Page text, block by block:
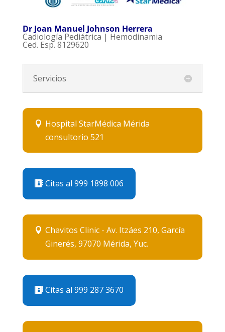
Dr Joan Manuel Johnson Herrera
Cadiología Pediátrica | Hemodinamia
Ced. Esp. 8129620
Servicios
Hospital StarMédica Mérida
consultorio 521
Citas al 999 1898 006
Chavitos Clinic - Av. Itzáes 210, García
Ginerés, 97070 Mérida, Yuc.
Citas al 999 287 3670